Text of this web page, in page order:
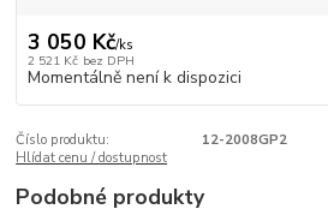
3 050 Kč/ks
2 521 Kč bez DPH
Momentálně není k dispozici
Číslo produktu:
12-2008GP2
Hlídat cenu / dostupnost
Podobné produkty